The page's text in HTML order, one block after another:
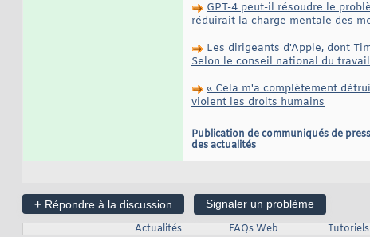
GPT-4 peut-il résoudre le
réduirait la charge mentale des
Les dirigeants d'Apple, dont
Selon le conseil national du travail
« Cela m'a complètement
violent les droits humains
Publication de communiqués de
des actualités
+ Répondre à la discussion
Signaler un problème
Actualités
FAQs Web